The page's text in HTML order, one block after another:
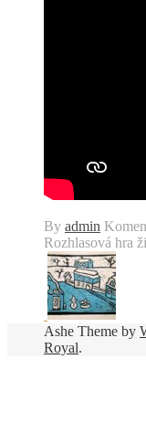
By admin
Rozhlasová hra
Ashe Theme by
Royal.